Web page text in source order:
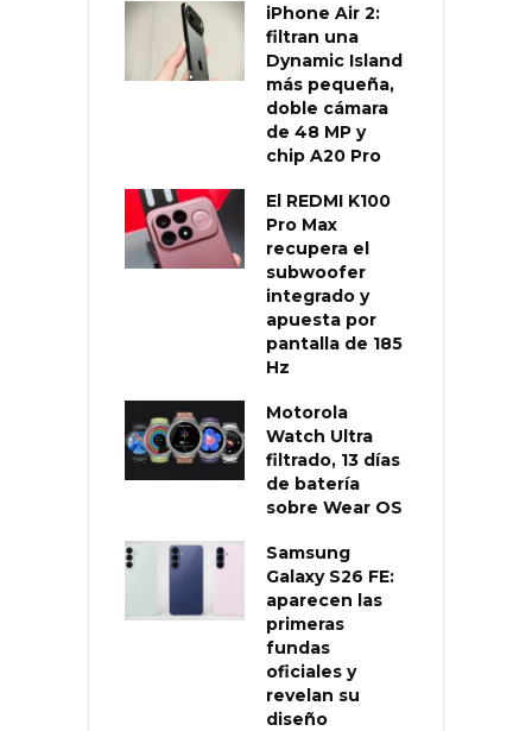
iPhone Air 2:
filtran una
Dynamic Island
más pequeña,
doble cámara
de 48 MP y
chip A20 Pro
El REDMI K100
Pro Max
recupera el
subwoofer
integrado y
apuesta por
pantalla de 185
Hz
Motorola
Watch Ultra
filtrado, 13 días
de batería
sobre Wear OS
Samsung
Galaxy S26 FE:
aparecen las
primeras
fundas
oficiales y
revelan su
diseño